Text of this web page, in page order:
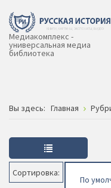
Медиакомплекс -
универсальная медиа
библиотека
Вы здесь: Главная
Сортировка: